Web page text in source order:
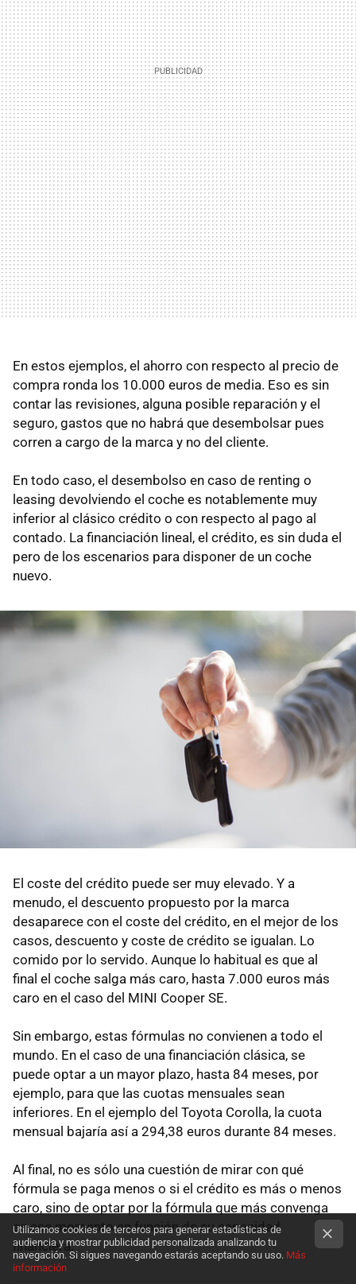
En estos ejemplos, el ahorro con respecto al precio de
compra ronda los 10.000 euros de media. Eso es sin
contar las revisiones, alguna posible reparación y el
seguro, gastos que no habrá que desembolsar pues
corren a cargo de la marca y no del cliente.
En todo caso, el desembolso en caso de renting o
leasing devolviendo el coche es notablemente muy
inferior al clásico crédito o con respecto al pago al
contado. La financiación lineal, el crédito, es sin duda el
pero de los escenarios para disponer de un coche
nuevo.
El coste del crédito puede ser muy elevado. Y a
menudo, el descuento propuesto por la marca
desaparece con el coste del crédito, en el mejor de los
casos, descuento y coste de crédito se igualan. Lo
comido por lo servido. Aunque lo habitual es que al
final el coche salga más caro, hasta 7.000 euros más
caro en el caso del MINI Cooper SE.
Sin embargo, estas fórmulas no convienen a todo el
mundo. En el caso de una financiación clásica, se
puede optar a un mayor plazo, hasta 84 meses, por
ejemplo, para que las cuotas mensuales sean
inferiores. En el ejemplo del Toyota Corolla, la cuota
mensual bajaría así a 294,38 euros durante 84 meses.
Al final, no es sólo una cuestión de mirar con qué
fórmula se paga menos o si el crédito es más o menos
caro, sino de optar por la fórmula que más convenga
en ese momento en función de su capacidad
financiera.
Utilizamos cookies de terceros para generar estadísticas de
audiencia y mostrar publicidad personalizada analizando tu
navegación. Si sigues navegando estarás aceptando su uso. Más
información